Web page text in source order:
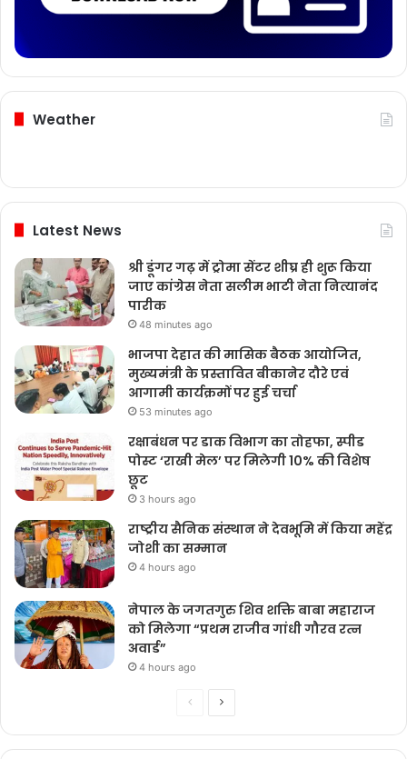
Weather
Latest News
श्री डूंगर गढ़ में ट्रोमा सेंटर शीघ्र ही शुरू किया
जाए कांग्रेस नेता सलीम भाटी नेता नित्यानंद
पारीक
48 minutes ago
भाजपा देहात की मासिक बैठक आयोजित,
मुख्यमंत्री के प्रस्तावित बीकानेर दौरे एवं
आगामी कार्यक्रमों पर हुई चर्चा
53 minutes ago
रक्षाबंधन पर डाक विभाग का तोहफा, स्पीड
पोस्ट ‘राखी मेल’ पर मिलेगी 10% की विशेष
छूट
3 hours ago
राष्ट्रीय सैनिक संस्थान ने देवभूमि में किया महेंद्र
जोशी का सम्मान
4 hours ago
नेपाल के जगतगुरु शिव शक्ति बाबा महाराज
को मिलेगा “प्रथम राजीव गांधी गौरव रत्न
अवार्ड”
4 hours ago
PreviousNext